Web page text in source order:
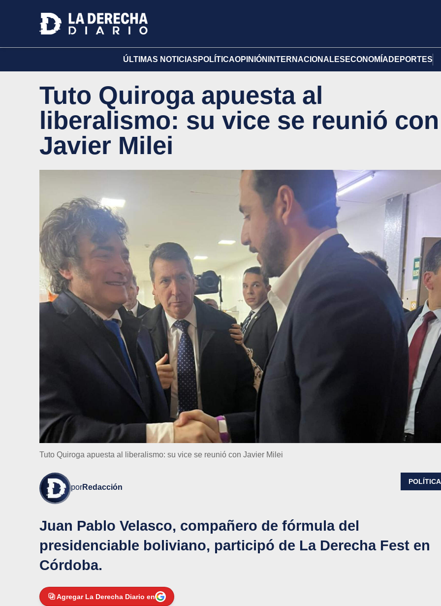
ÚLTIMAS NOTICIAS POLÍTICAOPINIÓN INTERNACIONALES ECONOMÍA DEPORTES
Tuto Quiroga apuesta al
liberalismo: su vice se reunió con
Javier Milei
Tuto Quiroga apuesta al liberalismo: su vice se reunió con Javier Milei
porRedacción
POLÍTICA
Juan Pablo Velasco, compañero de fórmula del
presidenciable boliviano, participó de La Derecha Fest en
Córdoba.
Agregar La Derecha Diario en